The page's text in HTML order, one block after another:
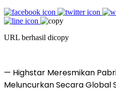
URL berhasil dicopy
— Highstar Meresmikan
Meluncurkan Secara Global